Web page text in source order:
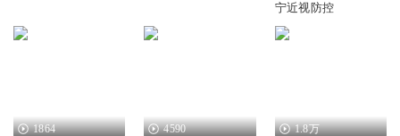
宁近视防控
1864 4590 1.8万